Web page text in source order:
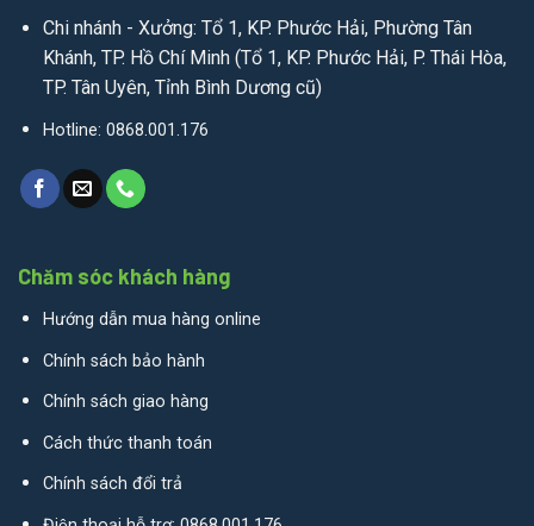
Chi nhánh - Xưởng: Tổ 1, KP. Phước Hải, Phường Tân
Khánh, TP. Hồ Chí Minh (Tổ 1, KP. Phước Hải, P. Thái Hòa,
TP. Tân Uyên, Tỉnh Bình Dương cũ)
Hotline: 0868.001.176
Chăm sóc khách hàng
Hướng dẫn mua hàng online
Chính sách bảo hành
Chính sách giao hàng
Cách thức thanh toán
Chính sách đổi trả